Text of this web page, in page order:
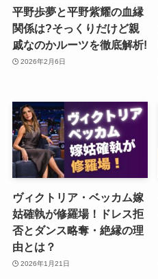
平野歩夢と平野紫耀の血縁
関係は?そっくりだけど親
戚なのかルーツを徹底解析!
2026年2月6日
ヴィクトリア・ベッカム嫁
姑確執が修羅場！ドレス拒
否とダンス略奪・絶縁の理
由とは？
2026年1月21日